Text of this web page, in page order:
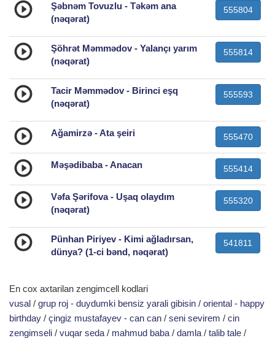
Şəbnəm Tovuzlu - Təkəm ana
(nəqərat)
555804
Şöhrət Məmmədov - Yalançı yarım
(nəqərat)
555814
Tacir Məmmədov - Birinci eşq
(nəqərat)
555593
Ağamirzə - Ata şeiri 555470
Məşədibaba - Anacan 555414
Vəfa Şərifova - Uşaq olaydım
(nəqərat)
555320
Pünhan Piriyev - Kimi ağladırsan,
dünya? (1-ci bənd, nəqərat)
541811
En cox axtarilan zengimcell kodlari
vusal / grup roj - duydumki bensiz yarali gibisin / oriental - happy
birthday / çingiz mustafayev - can can / seni sevirem / cin
zengimseli / vuqar seda / mahmud baba / damla / talib tale /